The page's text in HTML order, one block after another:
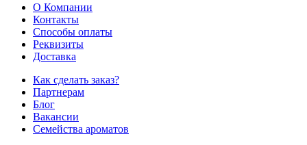
О Компании
Контакты
Способы оплаты
Реквизиты
Доставка
Как сделать заказ?
Партнерам
Блог
Вакансии
Семейства ароматов